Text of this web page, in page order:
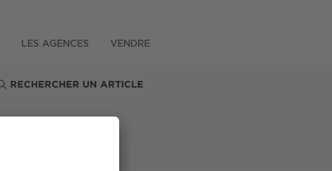
LES AGENCES VENDRE
RECHERCHER UN ARTICLE